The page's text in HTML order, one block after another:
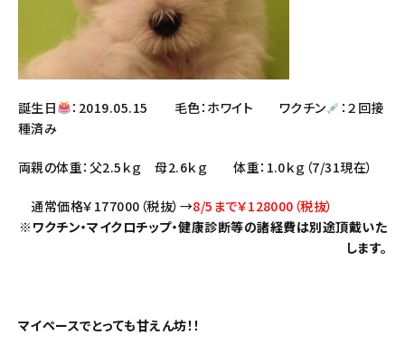
誕生日 ：2019.05.15 毛色：ホワイト ワクチン
：２回接
種済み
両親の体重：父2.5ｋｇ 母2.6ｋｇ 体重：1.0ｋｇ（7/31現在）
通常価格￥177000（税抜）→8/5まで￥128000（税抜）
※ワクチン・マイクロチップ・健康診断等の諸経費は別途頂戴いた
します。
マイペースでとっても甘えん坊！！